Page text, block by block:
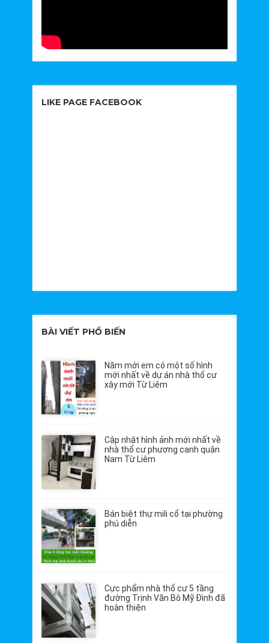
LIKE PAGE FACEBOOK
BÀI VIẾT PHỔ BIẾN
Năm mới em có một số hình
mới nhất về dự án nhà thổ cư
xây mới Từ Liêm
Cập nhật hình ảnh mới nhất về
nhà thổ cư phương canh quận
Nam Từ Liêm
Bán biệt thự mili cổ tại phường
phú diễn
Cực phẩm nhà thổ cư 5 tầng
đường Trịnh Văn Bô Mỹ Đình đã
hoàn thiện